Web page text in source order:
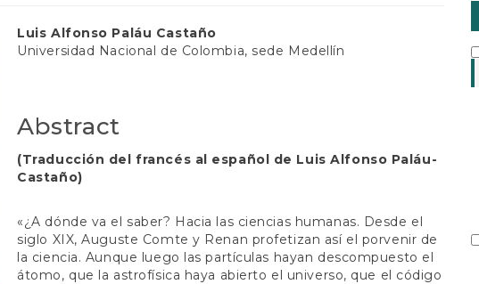
Main
Article
Luis Alfonso Paláu Castaño
Universidad Nacional de Colombia, sede Medellín
Abstract
(Traducción del francés al español de Luis Alfonso Paláu-
Castaño)
«¿A dónde va el saber? Hacia las ciencias humanas. Desde el
siglo XIX, Auguste Comte y Renan profetizan así el porvenir de
la ciencia. Aunque luego las partículas hayan descompuesto el
átomo, que la astrofísica haya abierto el universo, que el código